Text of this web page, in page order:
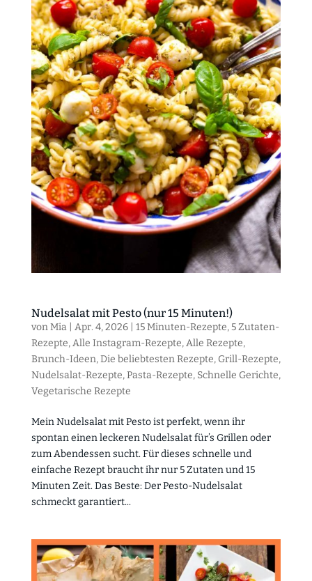
Nudelsalat mit Pesto (nur 15 Minuten!)
vonMia| Apr. 4, 2026| 15 Minuten-Rezepte, 5 Zutaten-
Rezepte,Alle Instagram-Rezepte,Alle Rezepte,
Brunch-Ideen,Die beliebtesten Rezepte, Grill-Rezepte,
Nudelsalat-Rezepte,Pasta-Rezepte, Schnelle Gerichte,
Vegetarische Rezepte
Mein Nudelsalat mit Pesto ist perfekt, wenn ihr
spontan einen leckeren Nudelsalat für’s Grillen oder
zum Abendessen sucht. Für dieses schnelle und
einfache Rezept braucht ihr nur 5 Zutaten und 15
Minuten Zeit. Das Beste: Der Pesto-Nudelsalat
schmeckt garantiert...